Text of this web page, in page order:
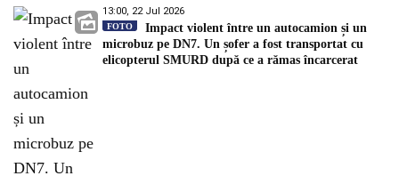
13:00, 22 Jul 2026
FOTO
Impact violent între un autocamion și un
microbuz pe DN7. Un șofer a fost transportat cu
elicopterul SMURD după ce a rămas încarcerat